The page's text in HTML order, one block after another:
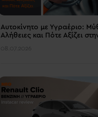
Αυτοκίνητο με Υγραέριο:
Αλήθειες και Πότε Αξίζει
08.07.2026